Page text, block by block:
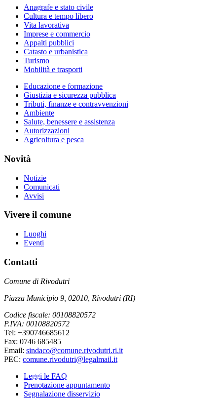
Anagrafe e stato civile
Cultura e tempo libero
Vita lavorativa
Imprese e commercio
Appalti pubblici
Catasto e urbanistica
Turismo
Mobilità e trasporti
Educazione e formazione
Giustizia e sicurezza pubblica
Tributi, finanze e contravvenzioni
Ambiente
Salute, benessere e assistenza
Autorizzazioni
Agricoltura e pesca
Novità
Notizie
Comunicati
Avvisi
Vivere il comune
Luoghi
Eventi
Contatti
Comune di Rivodutri
Piazza Municipio 9, 02010, Rivodutri (RI)
Codice fiscale: 00108820572
P.IVA: 00108820572
Tel: +390746685612
Fax: 0746 685485
Email: sindaco@comune.rivodutri.ri.it
PEC: comune.rivodutri@legalmail.it
Leggi le FAQ
Prenotazione appuntamento
Segnalazione disservizio